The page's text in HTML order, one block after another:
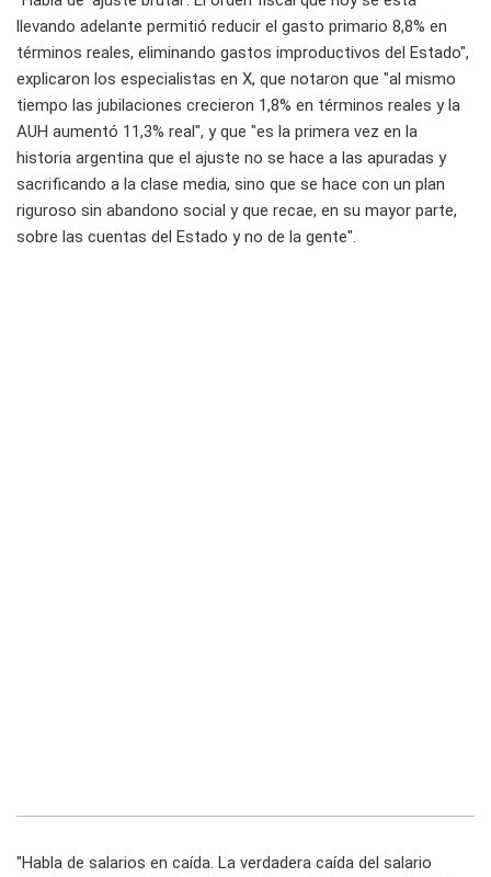
llevando adelante permitió reducir el gasto primario 8,8% en
términos reales, eliminando gastos improductivos del Estado",
explicaron los especialistas en X, que notaron que "al mismo
tiempo las jubilaciones crecieron 1,8% en términos reales y la
AUH aumentó 11,3% real", y que "es la primera vez en la
historia argentina que el ajuste no se hace a las apuradas y
sacrificando a la clase media, sino que se hace con un plan
riguroso sin abandono social y que recae, en su mayor parte,
sobre las cuentas del Estado y no de la gente".
"Habla de salarios en caída. La verdadera caída del salario